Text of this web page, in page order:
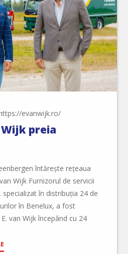
evanwijk.ro/
Wijk preia
întărește rețeaua
Wijk Furnizorul de servicii
în distribuția 24 de
în Benelux, a fost
van Wijk începând cu 24
grupului, păstrându-și